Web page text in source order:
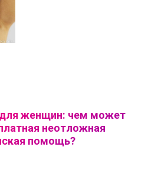
женщин: чем может
неотложная
помощь?